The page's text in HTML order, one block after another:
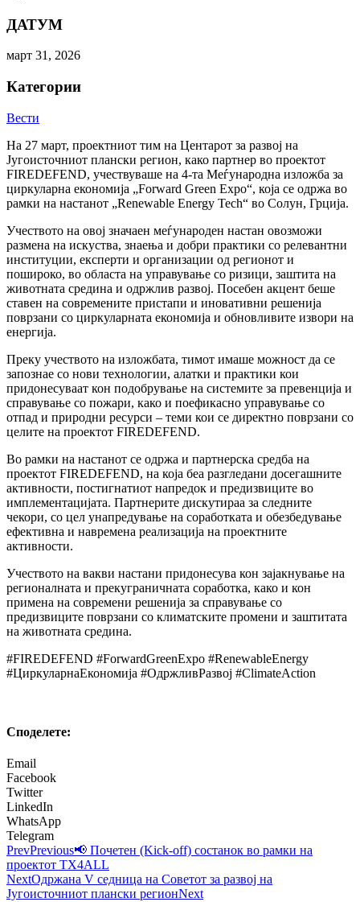
ДАТУМ
март 31, 2026
Категории
Вести
На 27 март, проектниот тим на Центарот за развој на
Југоисточниот плански регион, како партнер во проектот
FIREDEFEND, учествуваше на 4-та Меѓународна изложба за
циркуларна економија „Forward Green Expo“, која се одржа во
рамки на настанот „Renewable Energy Tech“ во Солун, Грција.
Учеството на овој значаен меѓународен настан овозможи
размена на искуства, знаења и добри практики со релевантни
институции, експерти и организации од регионот и
пошироко, во областа на управување со ризици, заштита на
животната средина и одржлив развој. Посебен акцент беше
ставен на современите пристапи и иновативни решенија
поврзани со циркуларната економија и обновливите извори на
енергија.
Преку учеството на изложбата, тимот имаше можност да се
запознае со нови технологии, алатки и практики кои
придонесуваат кон подобрување на системите за превенција и
справување со пожари, како и поефикасно управување со
отпад и природни ресурси – теми кои се директно поврзани со
целите на проектот FIREDEFEND.
Во рамки на настанот се одржа и партнерска средба на
проектот FIREDEFEND, на која беа разгледани досегашните
активности, постигнатиот напредок и предизвиците во
имплементацијата. Партнерите дискутираа за следните
чекори, со цел унапредување на соработката и обезбедување
ефективна и навремена реализација на проектните
активности.
Учеството на вакви настани придонесува кон зајакнување на
регионалната и прекуграничната соработка, како и кон
примена на современи решенија за справување со
предизвиците поврзани со климатските промени и заштитата
на животната средина.
#FIREDEFEND #ForwardGreenExpo #RenewableEnergy
#ЦиркуларнаЕкономија #ОдржливРазвој #ClimateAction
Споделeте:
Email
Facebook
Twitter
LinkedIn
WhatsApp
Telegram
PrevPrevious📢 Почетен (Kick-off) состанок во рамки на
проектот TX4ALL
NextОдржана V седница на Советот за развој на
Југоисточниот плански регионNext